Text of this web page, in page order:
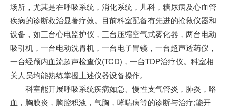
场所，尤其是在呼吸系统，消化系统，儿科，糖尿病及心血管
疾病的诊断救治显著疗效。目前科室配备有先进的抢救仪器和
设备，如三台心电监护仪，三台压缩空气式雾化器，两台电动
吸引机，一台电动洗胃机，一台电子胃镜，一台超声透药仪，
一台经颅内血流超声检查仪(TCD)，一台TDP治疗仪。科室相
关人员均能熟练掌握上述仪器设备操作。
科室能开展呼吸系统疾病如急、慢性支气管炎，肺炎，咯
血，胸膜炎，胸腔积液，气胸，哮喘病等的诊断与治疗;能开